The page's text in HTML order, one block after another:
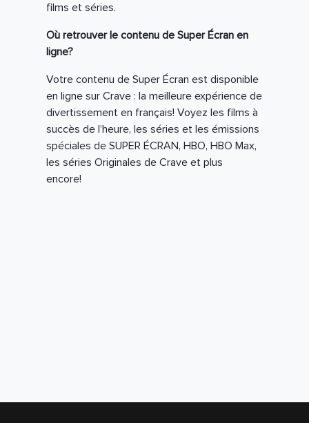
films et séries.
Où retrouver le contenu de Super Écran en
ligne?
Votre contenu de Super Écran est disponible
en ligne sur Crave : la meilleure expérience de
divertissement en français! Voyez les films à
succès de l’heure, les séries et les émissions
spéciales de SUPER ÉCRAN, HBO, HBO Max,
les séries Originales de Crave et plus
encore!